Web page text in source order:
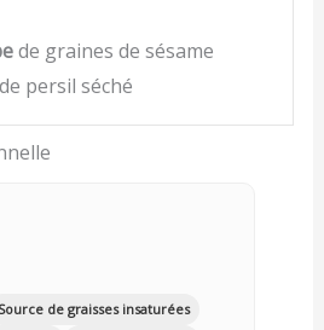
de graines de sésame
persil séché
Source de graisses insaturées